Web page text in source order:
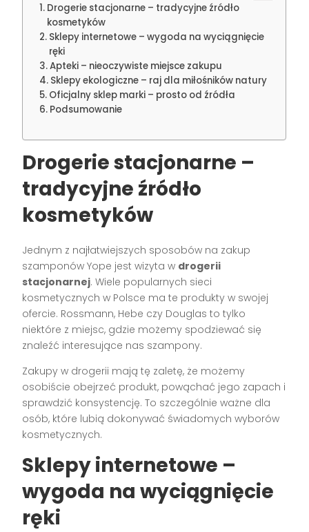
Drogerie stacjonarne – tradycyjne źródło
kosmetyków
Sklepy internetowe – wygoda na wyciągnięcie
ręki
Apteki – nieoczywiste miejsce zakupu
Sklepy ekologiczne – raj dla miłośników natury
Oficjalny sklep marki – prosto od źródła
Podsumowanie
Drogerie stacjonarne –
tradycyjne źródło
kosmetyków
Jednym z najłatwiejszych sposobów na zakup
szamponów Yope jest wizyta w drogerii
stacjonarnej. Wiele popularnych sieci
kosmetycznych w Polsce ma te produkty w swojej
ofercie. Rossmann, Hebe czy Douglas to tylko
niektóre z miejsc, gdzie możemy spodziewać się
znaleźć interesujące nas szampony.
Zakupy w drogerii mają tę zaletę, że możemy
osobiście obejrzeć produkt, powąchać jego zapach i
sprawdzić konsystencję. To szczególnie ważne dla
osób, które lubią dokonywać świadomych wyborów
kosmetycznych.
Sklepy internetowe –
wygoda na wyciągnięcie
ręki